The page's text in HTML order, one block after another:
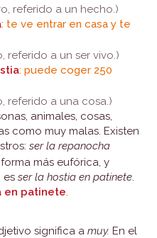
referido a un hecho.)
: te ve entrar en casa y te
referido a un ser vivo.)
: puede coger 250
referido a una cosa.)
animales, cosas,
como muy malas. Existen
ser la repanocha
forma más eufórica, y
es ser la hostia en patinete.
en patinete.
significa a muy. En el